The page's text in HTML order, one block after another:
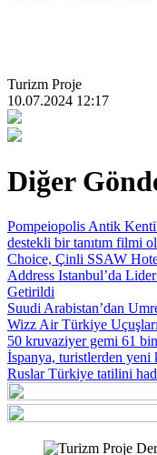
Turizm Proje
10.07.2024 12:17
Diğer
Pompeiopolis Antik
destekli bir tanıtım filmi
Choice, Çinli SSAW
Address Istanbul’da
Getirildi
Suudi Arabistan’dan
Wizz Air Türkiye
50 kruvaziyer gemi 61
İspanya, turistlerden yeni
Ruslar Türkiye tatilini